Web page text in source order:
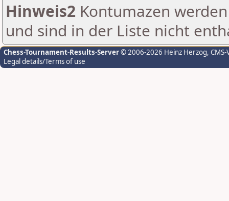
Hinweis2 Kontumazen
und sind in der Liste nicht
Chess-Tournament-Results-Server© 2006-2026 Heinz Herzog,
Legal details/Terms of use